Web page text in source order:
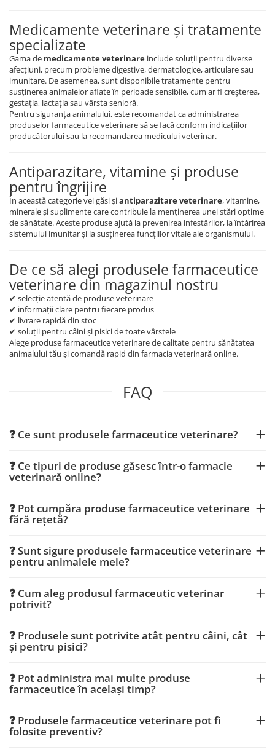
Medicamente veterinare și tratamente
specializate
Gama de medicamente veterinare include soluții pentru diverse
afecțiuni, precum probleme digestive, dermatologice, articulare sau
imunitare. De asemenea, sunt disponibile tratamente pentru
susținerea animalelor aflate în perioade sensibile, cum ar fi creșterea,
gestația, lactația sau vârsta senioră.
Pentru siguranța animalului, este recomandat ca administrarea
produselor farmaceutice veterinare să se facă conform indicațiilor
producătorului sau la recomandarea medicului veterinar.
Antiparazitare, vitamine și produse
pentru îngrijire
În această categorie vei găsi șiantiparazitare veterinare, vitamine,
minerale și suplimente care contribuie la menținerea unei stări optime
de sănătate. Aceste produse ajută la prevenirea infestărilor, la întărirea
sistemului imunitar și la susținerea funcțiilor vitale ale organismului.
De ce să alegi produsele farmaceutice
veterinare din magazinul nostru
✔ selecție atentă de produse veterinare
✔ informații clare pentru fiecare produs
✔ livrare rapidă din stoc
✔ soluții pentru câini și pisici de toate vârstele
Alege produse farmaceutice veterinare de calitate pentru sănătatea
animalului tău și comandă rapid din farmacia veterinară online.
FAQ
❓ Ce sunt produsele farmaceutice veterinare?
❓ Ce tipuri de produse găsesc într-o farmacie
veterinară online?
❓ Pot cumpăra produse farmaceutice veterinare
fără rețetă?
❓ Sunt sigure produsele farmaceutice veterinare
pentru animalele mele?
❓ Cum aleg produsul farmaceutic veterinar
potrivit?
❓ Produsele sunt potrivite atât pentru câini, cât
și pentru pisici?
❓ Pot administra mai multe produse
farmaceutice în același timp?
❓ Produsele farmaceutice veterinare pot fi
folosite preventiv?